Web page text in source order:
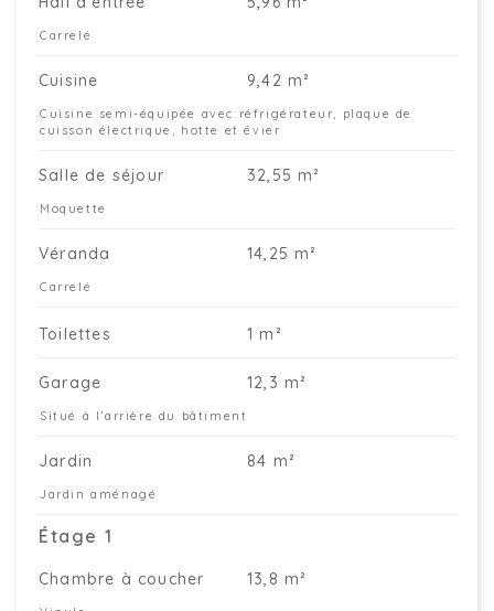
Carrelé
Cuisine 9,42 m²
Cuisine semi-équipée avec réfrigérateur, plaque de
cuisson électrique, hotte et évier
Salle de séjour 32,55 m²
Moquette
Véranda 14,25 m²
Carrelé
Toilettes 1 m²
Garage 12,3 m²
Situé à l’arrière du bâtiment
Jardin 84 m²
Jardin aménagé
Étage 1
Chambre à coucher 13,8 m²